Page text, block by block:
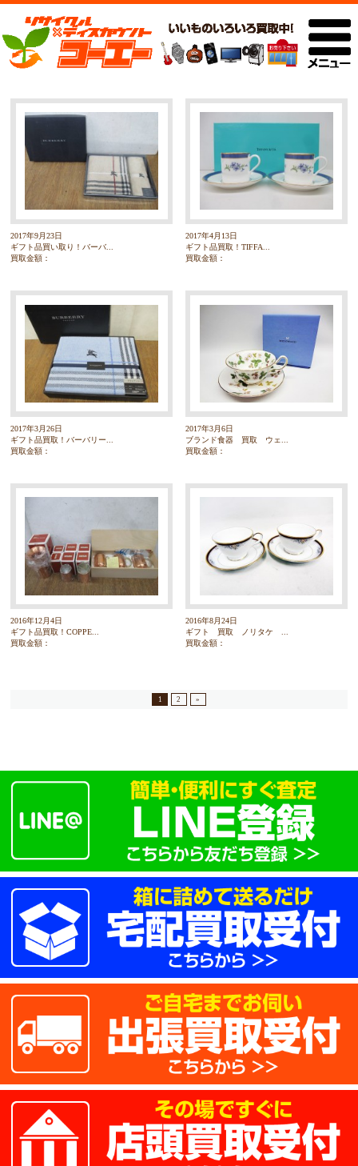
2017年9月23日
ギフト品買い取り！バーバ...
買取金額：
2017年4月13日
ギフト品買取！TIFFA...
買取金額：
2017年3月26日
ギフト品買取！バーバリー...
買取金額：
2017年3月6日
ブランド食器 買取 ウェ...
買取金額：
2016年12月4日
ギフト品買取！COPPE...
買取金額：
2016年8月24日
ギフト 買取 ノリタケ ...
買取金額：
1 2 »